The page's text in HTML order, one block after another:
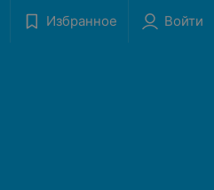
Избранное Войти